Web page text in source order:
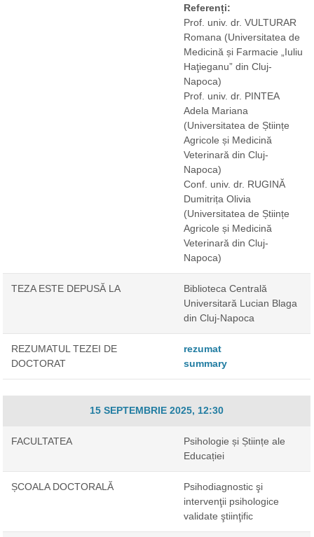
Referenți:
Prof. univ. dr. VULTURAR
Romana (Universitatea de
Medicină și Farmacie „Iuliu
Haţieganu” din Cluj-
Napoca)
Prof. univ. dr. PINTEA
Adela Mariana
(Universitatea de Științe
Agricole și Medicină
Veterinară din Cluj-
Napoca)
Conf. univ. dr. RUGINĂ
Dumitrița Olivia
(Universitatea de Științe
Agricole și Medicină
Veterinară din Cluj-
Napoca)
TEZA ESTE DEPUSĂ LA
Biblioteca Centrală
Universitară Lucian Blaga
din Cluj-Napoca
REZUMATUL TEZEI DE
DOCTORAT
rezumat
summary
15 SEPTEMBRIE 2025, 12:30
FACULTATEA
Psihologie și Științe ale
Educației
ȘCOALA DOCTORALĂ
Psihodiagnostic şi
intervenţii psihologice
validate ştiinţific